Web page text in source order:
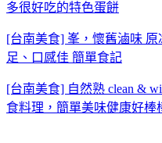
多很好吃的特色蛋餅
[台南美食] 峯，懷舊滷味
足、口感佳 簡單食記
[台南美食] 自然熟 clean &
食料理，簡單美味健康好棒